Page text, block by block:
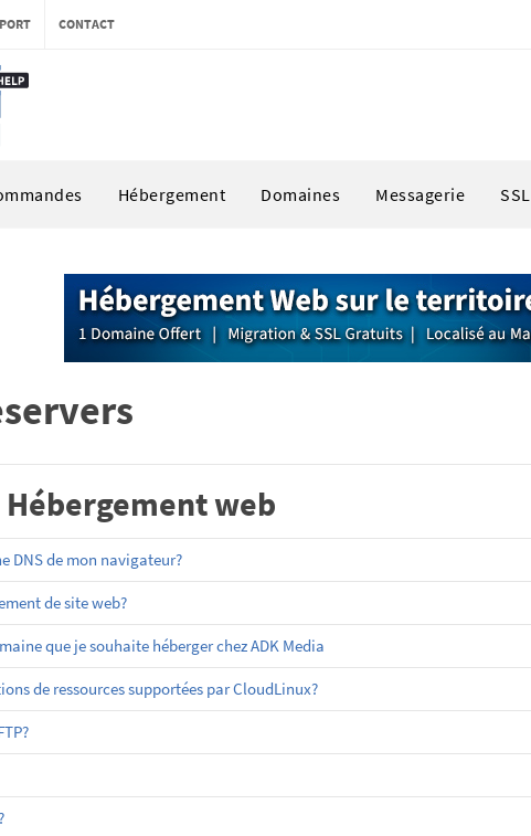
CONTACT
Hébergement Domaines Messagerie SSL
web
DNS de mon navigateur?
de site web?
que je souhaite héberger chez ADK Media
de ressources supportées par CloudLinux?